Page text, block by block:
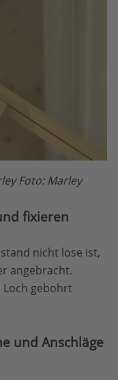
Foto: Marley
fixieren
nicht lose ist,
angebracht.
Loch gebohrt
und Anschläge